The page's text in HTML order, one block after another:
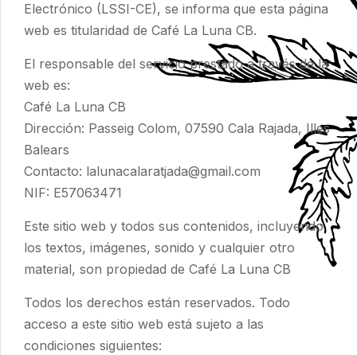
Electrónico (LSSI-CE), se informa que esta página
web es titularidad de Café La Luna CB.
El responsable del servicio prestado a través de la
web es:
Café La Luna CB
Dirección: Passeig Colom, 07590 Cala Rajada, Illes
Balears
Contacto: lalunacalaratjada@gmail.com
NIF: E57063471
Este sitio web y todos sus contenidos, incluyendo
los textos, imágenes, sonido y cualquier otro
material, son propiedad de Café La Luna CB
Todos los derechos están reservados. Todo
acceso a este sitio web está sujeto a las
condiciones siguientes: